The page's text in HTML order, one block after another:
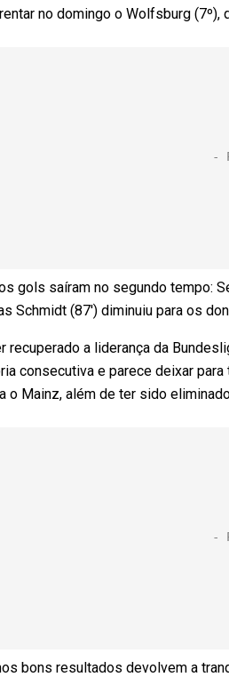
no domingo o Wolfsburg
gols saíram no segundo tempo:
Schmidt (87′) diminuiu para os
recuperado a liderança da
consecutiva e parece deixar
o Mainz, além de ter sido
bons resultados devolvem a